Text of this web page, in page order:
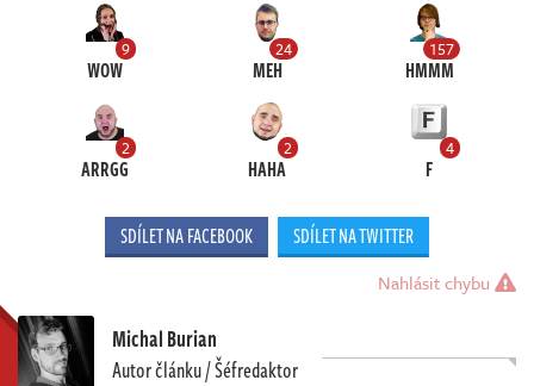
9
WOW
24
MEH
157
HMMM
2
ARRGG
2
HAHA
4
F
SDÍLET NA FACEBOOK SDÍLET NA TWITTER
Nahlásit chybu
Michal Burian
Autor článku / Šéfredaktor